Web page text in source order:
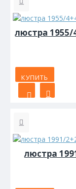
люстра 1955/
КУПИТЬ
люстра